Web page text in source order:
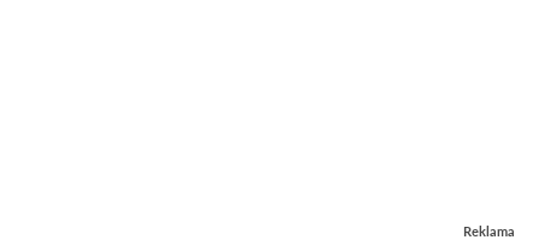
Reklama